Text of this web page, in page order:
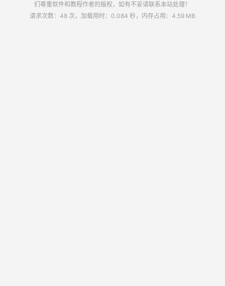
们尊重软件和教程作者的版权，如有不妥请联系本站处理！
请求次数：48 次，加载用时：0.084 秒，内存占用：4.59 MB